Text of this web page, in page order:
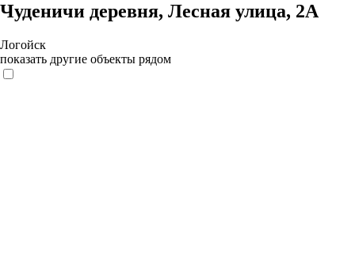
Чуденичи деревня, Лесная улица, 2А
Логойск
показать другие объекты рядом